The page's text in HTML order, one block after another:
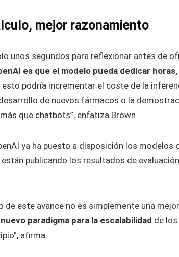
mejor razonamiento
unos segundos para reflexionar antes de
es que el modelo pueda dedicar
esto podría incrementar el coste de la
de nuevos fármacos o la
que chatbots”, enfatiza Brown.
ya ha puesto a disposición los modelos
publicando los resultados de
este avance no es simplemente una
nuevo paradigma para la escalabilidad de
afirma.